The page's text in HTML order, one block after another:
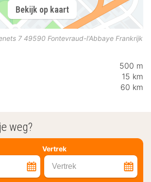
Bekijk op kaart
7 49590 Fontevraud-l'Abbaye Frankrijk
500 m
15 km
60 km
weg?
Vertrek
Vertrek